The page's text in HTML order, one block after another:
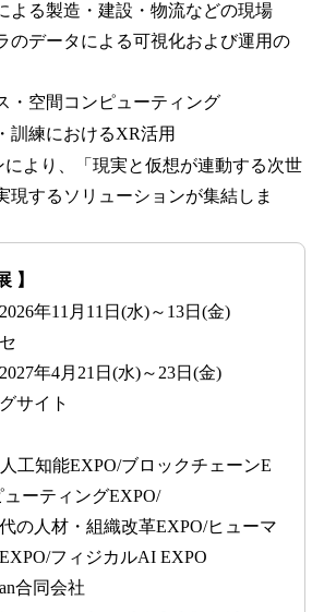
よる製造・建設・物流などの現場
のデータによる可視化および運用の
・空間コンピューティング
訓練におけるXR活用
より、「現実と仮想が連動する次世
現するソリューションが集結しま
】
2026年11月11日(水)～13日(金)
2027年4月21日(水)～23日(金)
サイト
工知能EXPO/ブロックチェーンE
ーティングEXPO/
・組織改革EXPO/ヒューマ
フィジカルAI EXPO
合同会社